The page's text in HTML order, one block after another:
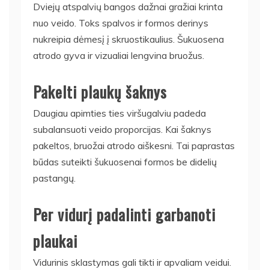
Dviejų atspalvių bangos dažnai gražiai krinta
nuo veido. Toks spalvos ir formos derinys
nukreipia dėmesį į skruostikaulius. Šukuosena
atrodo gyva ir vizualiai lengvina bruožus.
Pakelti plaukų šaknys
Daugiau apimties ties viršugalviu padeda
subalansuoti veido proporcijas. Kai šaknys
pakeltos, bruožai atrodo aiškesni. Tai paprastas
būdas suteikti šukuosenai formos be didelių
pastangų.
Per vidurį padalinti garbanoti
plaukai
Vidurinis sklastymas gali tikti ir apvaliam veidui.